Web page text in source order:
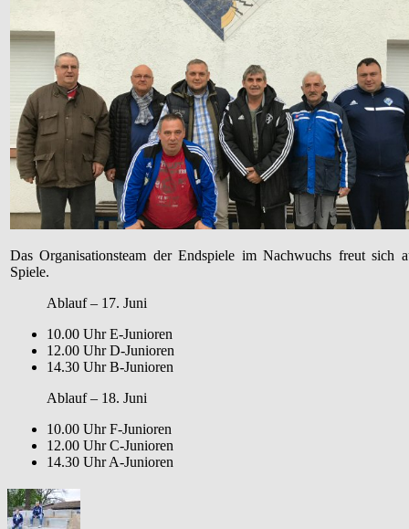
Das Organisationsteam der Endspiele im Nachwuchs freut sich
Spiele.
Ablauf – 17. Juni
10.00 Uhr E-Junioren
12.00 Uhr D-Junioren
14.30 Uhr B-Junioren
Ablauf – 18. Juni
10.00 Uhr F-Junioren
12.00 Uhr C-Junioren
14.30 Uhr A-Junioren